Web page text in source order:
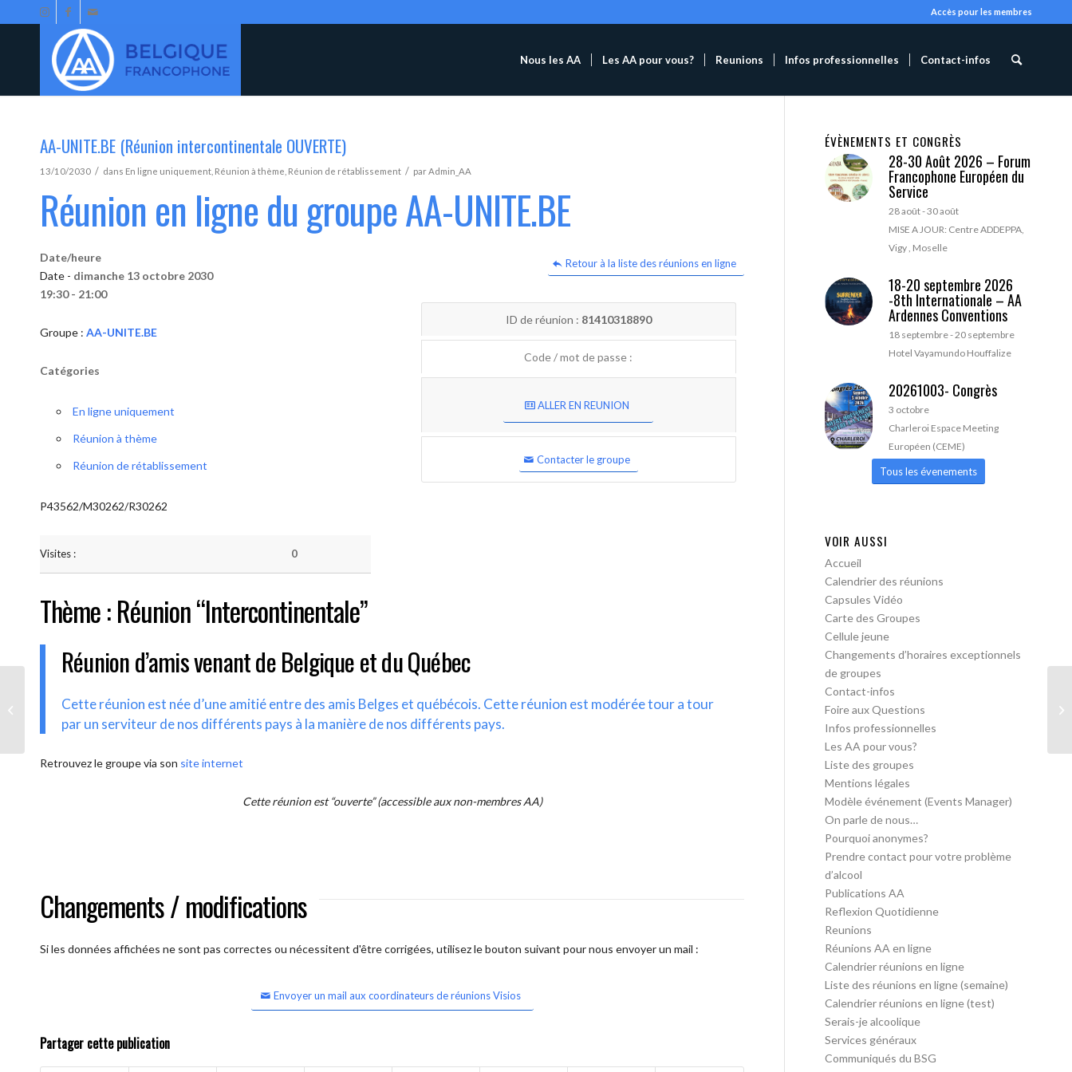
Accès pour les membres
Nous les AA Les AA pour vous? Reunions Infos professionnelles Contact-infos
AA-UNITE.BE (Réunion intercontinentale OUVERTE)
13/10/2030 / dans En ligne uniquement Réunion à thème Réunion de rétablissement / parAdmin_AA
Réunion en ligne du groupe AA-UNITE.BE
Retour à la liste des réunions en ligne
Date/heure
Date - dimanche 13 octobre 2030
19:30 - 21:00
Groupe : AA-UNITE.BE
Catégories
En ligne uniquement
Réunion à thème
Réunion de rétablissement
P43562/M30262/R30262
Visites : 0
ID de réunion : 81410318890
Code / mot de passe :
ALLER EN REUNION
Contacter le groupe
Thème : Réunion “Intercontinentale”
Réunion d’amis venant de Belgique et du Québec
Cette réunion est née d’une amitié entre des amis Belges et québécois. Cette réunion est modérée tour a tour
par un serviteur de nos différents pays à la manière de nos différents pays.
Retrouvez le groupe via son site internet
Cette réunion est “ouverte” (accessible aux non-membres AA)
Changements / modifications
Si les données affichées ne sont pas correctes ou nécessitent d'être corrigées, utilisez le bouton suivant pour nous envoyer un mail :
Envoyer un mail aux coordinateurs de réunions Visios
Partager cette publication
ÉVÈNEMENTS ET CONGRÈS
28-30 Août 2026 – Forum
Francophone Européen du
Service
28 août-30 août
MISE A JOUR: Centre ADDEPPA,
Vigy , Moselle
18-20 septembre 2026
-8th Internationale – AA
Ardennes Conventions
18 septembre-20 septembre
Hotel Vayamundo Houffalize
20261003- Congrès
3 octobre
Charleroi Espace Meeting
Européen (CEME)
Tous les évenements
VOIR AUSSI
Accueil
Calendrier des réunions
Capsules Vidéo
Carte des Groupes
Cellule jeune
Changements d’horaires exceptionnels
de groupes
Contact-infos
Foire aux Questions
Infos professionnelles
Les AA pour vous?
Liste des groupes
Mentions légales
Modèle événement (Events Manager)
On parle de nous…
Pourquoi anonymes?
Prendre contact pour votre problème
d’alcool
Publications AA
Reflexion Quotidienne
Reunions
Réunions AA en ligne
Calendrier réunions en ligne
Liste des réunions en ligne (semaine)
Calendrier réunions en ligne (test)
Serais-je alcoolique
Services généraux
Communiqués du BSG
AA-UNITE.BE (Réunion
intercontinentale OUVERTE)